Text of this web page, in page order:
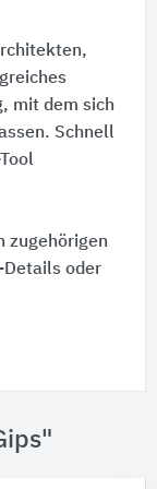
mit dem sich
Schnell
zugehörigen
Details oder